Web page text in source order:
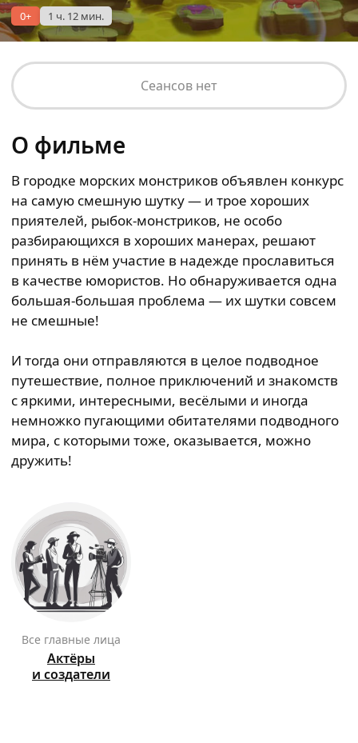
0+ 1 ч. 12 мин.
Сеансов нет
О фильме
В городке морских монстриков объявлен конкурс
на самую смешную шутку — и трое хороших
приятелей, рыбок-монстриков, не особо
разбирающихся в хороших манерах, решают
принять в нём участие в надежде прославиться
в качестве юмористов. Но обнаруживается одна
большая-большая проблема — их шутки совсем
не смешные!
И тогда они отправляются в целое подводное
путешествие, полное приключений и знакомств
с яркими, интересными, весёлыми и иногда
немножко пугающими обитателями подводного
мира, с которыми тоже, оказывается, можно
дружить!
Все главные лица
Актёры
и создатели